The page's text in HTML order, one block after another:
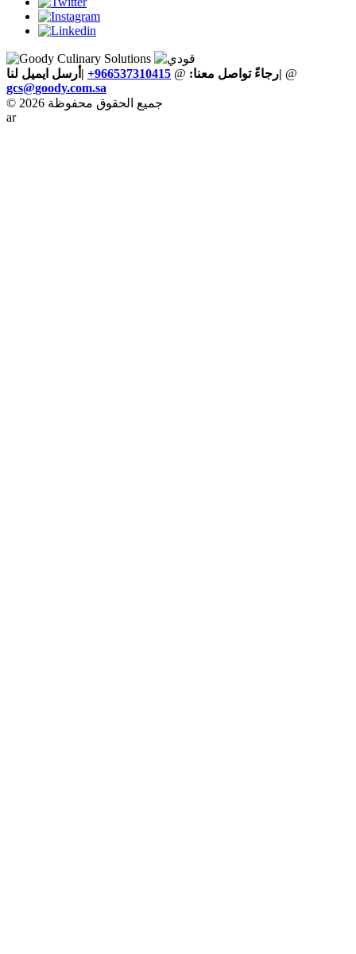
رجاءً تواصل معنا: @
+966537310415 |أرسل ايميل لنا | @
gcs@goody.com.sa
© 2026 جميع الحقوق محفوظة
ar